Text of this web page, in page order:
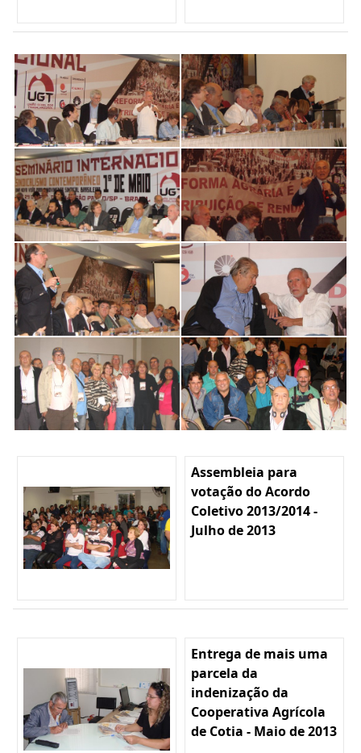
Assembleia para
votação do Acordo
Coletivo 2013/2014 -
Julho de 2013
Entrega de mais uma
parcela da
indenização da
Cooperativa Agrícola
de Cotia - Maio de 2013